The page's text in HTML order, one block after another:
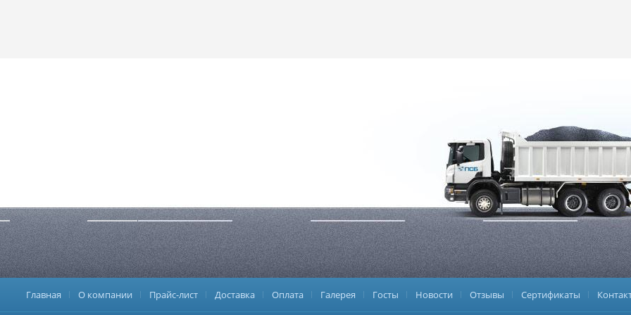
Главная О компании Прайс-лист Доставка Оплата Галерея Госты Новости Отзывы Сертификаты